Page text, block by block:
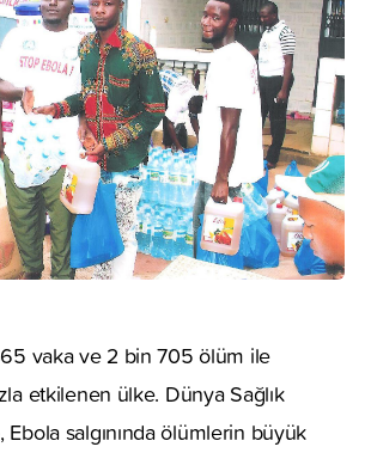
vaka ve 2 bin 705 ölüm ile
etkilenen ülke. Dünya Sağlık
salgınında ölümlerin büyük